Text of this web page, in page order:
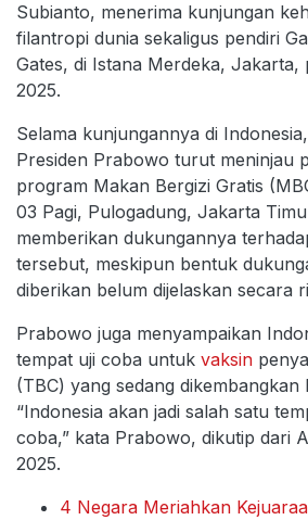
Subianto, menerima kunjungan
filantropi dunia sekaligus pendiri
Gates, di Istana Merdeka, Jakarta,
2025.
Selama kunjungannya di
Presiden Prabowo turut meninjau
program Makan Bergizi Gratis
03 Pagi, Pulogadung, Jakarta
memberikan dukungannya
tersebut, meskipun bentuk
diberikan belum dijelaskan secara
Prabowo juga menyampaikan
tempat uji coba untuk vaksin
(TBC) yang sedang dikembangkan
“Indonesia akan jadi salah satu
coba,” kata Prabowo, dikutip dari
2025.
4 Negara Meriahkan